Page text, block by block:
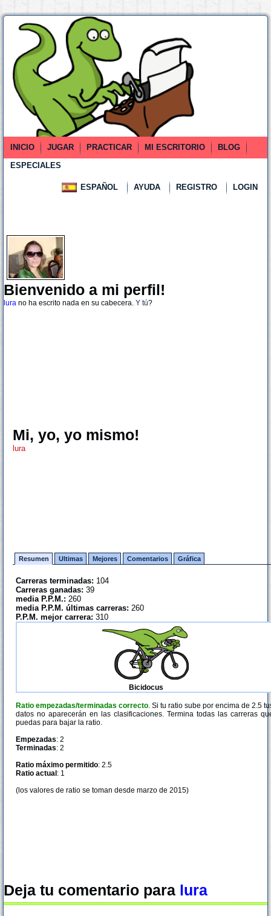
INICIO JUGAR PRACTICAR MI ESCRITORIO
BLOG
ESPECIALES
ESPAÑOL AYUDA REGISTRO LOGIN
Bienvenido a mi perfil!
lura no ha escrito nada en su cabecera. Y tú?
Mi, yo, yo mismo!
lura
Resumen Ultimas Mejores Comentarios Gráfica
Carreras terminadas: 104
Carreras ganadas: 39
media P.P.M.: 260
media P.P.M. últimas carreras: 260
P.P.M. mejor carrera: 310
Bicidocus
Ratio empezadas/terminadas correcto. Si tu ratio sube por encima de 2.5
datos no aparecerán en las clasificaciones. Termina todas las carreras
puedas para bajar la ratio.
Empezadas: 2
Terminadas: 2
Ratio máximo permitido: 2.5
Ratio actual : 1
(los valores de ratio se toman desde marzo de 2015)
Deja tu comentario para lura